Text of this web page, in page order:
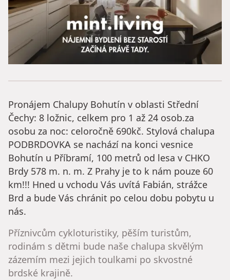
Pronájem Chalupy Bohutín v oblasti Střední
Čechy: 8 ložnic, celkem pro 1 až 24 osob.za
osobu za noc: celoročně 690kč. Stylová chalupa
PODBRDOVKA se nachází na konci vesnice
Bohutín u Příbramí, 100 metrů od lesa v CHKO
Brdy 578 m. n. m. Z Prahy je to k nám pouze 60
km!!! Hned u vchodu Vás uvítá Fabián, strážce
Brd a bude Vás chránit po celou dobu pobytu u
nás.
Příznivcům cykloturistiky, pěším turistům,
rodinám s dětmi bude naše chalupa skvělým
zázemím mezi jejich toulkami po skvostné
brdské krajině.